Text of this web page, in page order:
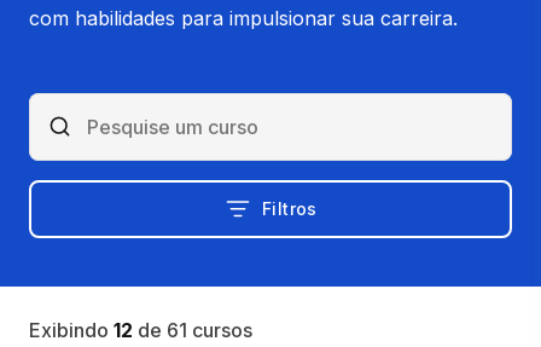
com habilidades para impulsionar sua carreira.
Filtros
Exibindo 12 de 61 cursos